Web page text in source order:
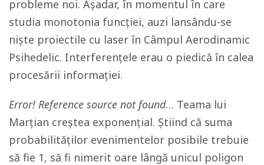
probleme noi. Așadar, în momentul în care
studia monotonia funcției, auzi lansându-se
niște proiectile cu laser în Câmpul Aerodinamic
Psihedelic. Interferenţele erau o piedică în calea
procesării informației.
Error! Reference source not found… Teama lui
Marțian creștea exponențial. Știind că suma
probabilităților evenimentelor posibile trebuie
să fie 1, să fi nimerit oare lângă unicul poligon